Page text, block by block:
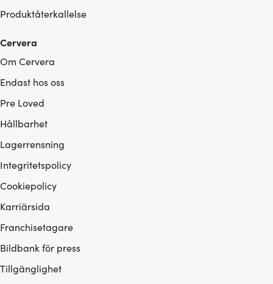
Produktåterkallelse
Cervera
Om Cervera
Endast hos oss
Pre Loved
Hållbarhet
Lagerrensning
Integritetspolicy
Cookiepolicy
Karriärsida
Franchisetagare
Bildbank för press
Tillgänglighet